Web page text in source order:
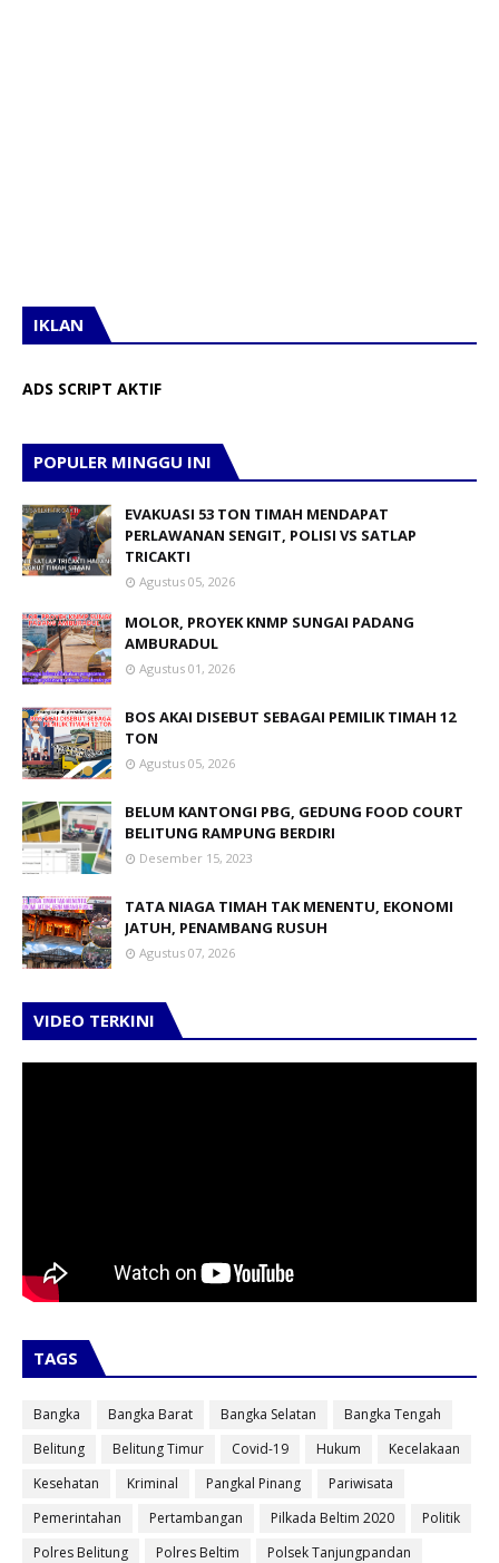
IKLAN
ADS SCRIPT AKTIF
POPULER MINGGU INI
EVAKUASI 53 TON TIMAH MENDAPAT
PERLAWANAN SENGIT, POLISI VS SATLAP
TRICAKTI
Agustus 05, 2026
MOLOR, PROYEK KNMP SUNGAI PADANG
AMBURADUL
Agustus 01, 2026
BOS AKAI DISEBUT SEBAGAI PEMILIK TIMAH 12
TON
Agustus 05, 2026
BELUM KANTONGI PBG, GEDUNG FOOD COURT
BELITUNG RAMPUNG BERDIRI
Desember 15, 2023
TATA NIAGA TIMAH TAK MENENTU, EKONOMI
JATUH, PENAMBANG RUSUH
Agustus 07, 2026
VIDEO TERKINI
TAGS
Bangka Bangka Barat Bangka Selatan
Bangka Tengah
Belitung
Belitung Timur Covid-19 Hukum
Kecelakaan
Kesehatan
Kriminal Pangkal Pinang
Pariwisata
Pemerintahan
Pertambangan Pilkada Beltim 2020
Politik
Polres Belitung
Polres Beltim
Polsek Tanjungpandan